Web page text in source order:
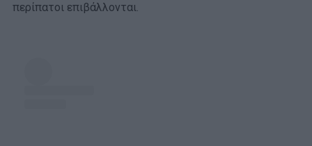
περίπατοι επιβάλλονται.